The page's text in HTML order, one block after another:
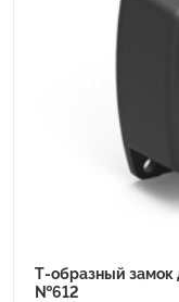
Т-образный замок
№612